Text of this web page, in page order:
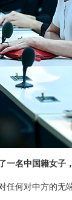
一名中国籍女子
任何对中方的